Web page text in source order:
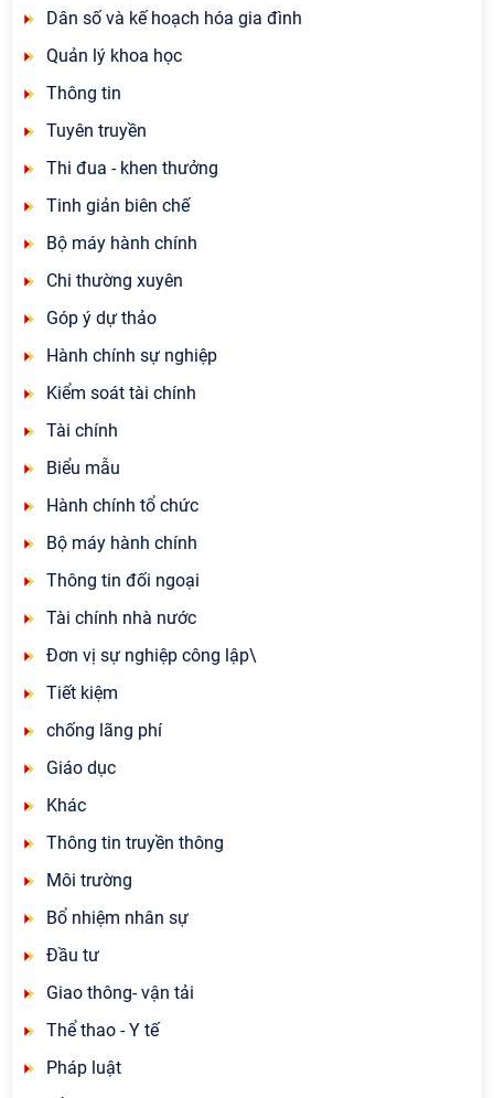
Dân số và kế hoạch hóa gia đình
Quản lý khoa học
Thông tin
Tuyên truyền
Thi đua - khen thưởng
Tinh giản biên chế
Bộ máy hành chính
Chi thường xuyên
Góp ý dự thảo
Hành chính sự nghiệp
Kiểm soát tài chính
Tài chính
Biểu mẫu
Hành chính tổ chức
Bộ máy hành chính
Thông tin đối ngoại
Tài chính nhà nước
Đơn vị sự nghiệp công lập\
Tiết kiệm
chống lãng phí
Giáo dục
Khác
Thông tin truyền thông
Môi trường
Bổ nhiệm nhân sự
Đầu tư
Giao thông- vận tải
Thể thao - Y tế
Pháp luật